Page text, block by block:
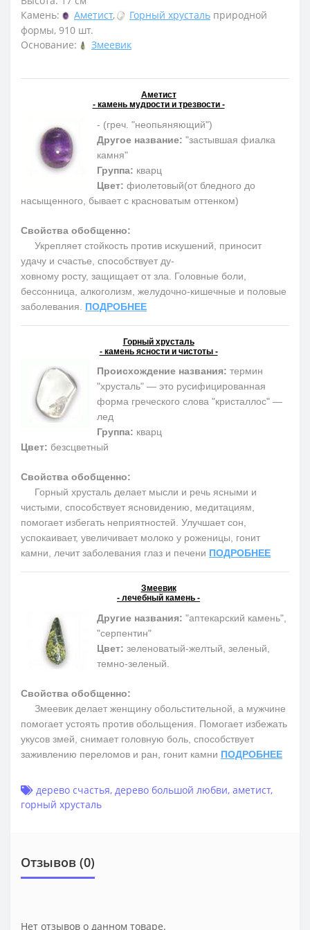
Камень:
Аметист, Горный хрусталь природной
формы, 910 шт.
Основание:
Змеевик
Аметист
- камень мудрости и трезвости -
- (греч. "неопьяняющий")
Другое название: "застывшая фиалка
камня"
Группа: кварц
Цвет: фиолетовый(от бледного до
насыщенного, бывает с красноватым оттенком)
Свойства обобщенно:
Укрепляет стойкость против искушений, приносит
удачу и счастье, способствует ду-
ховному росту, защищает от зла. Головные боли,
бессонница, алкоголизм, желудочно-кишечные и половые
заболевания. ПОДРОБНЕЕ
Горный хрусталь
- камень ясности и чистоты -
Происхождение названия: термин
"хрусталь" — это русифицированная
форма греческого слова "кристаллос" —
лед
Группа: кварц
Цвет: безсцветный
Свойства обобщенно:
Горный хрусталь делает мысли и речь ясными и
чистыми, способствует ясновидению, медитациям,
помогает избегать неприятностей. Улучшает сон,
успокаивает, увеличивает молоко у роженицы, гонит
камни, лечит заболевания глаз и печени ПОДРОБНЕЕ
Змеевик
- лечебный камень -
Другие названия: "аптекарский камень",
"серпентин"
Цвет: зеленоватый-желтый, зеленый,
темно-зеленый.
Свойства обобщенно:
Змеевик делает женщину обольстительной, а мужчине
помогает устоять против обольщения. Помогает избежать
укусов змей, снимает головную боль, способствует
заживлению переломов и ран, гонит камни ПОДРОБНЕЕ
дерево счастья, дерево большой любви, аметист,
горный хрусталь
Отзывов (0)
Нет отзывов о данном товаре.